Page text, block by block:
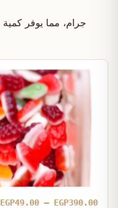
EGP49.00 – EGP390.00